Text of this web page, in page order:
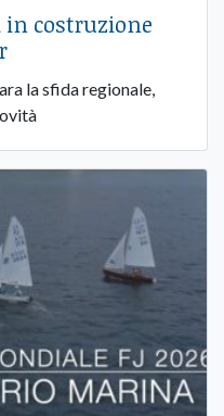
in costruzione
la sfida regionale,